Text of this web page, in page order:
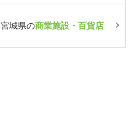
宮城県の商業施設・百貨店